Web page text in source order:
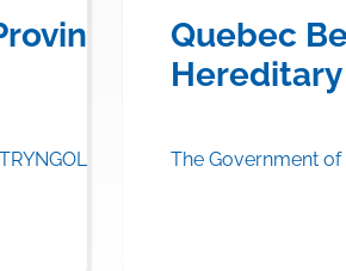
to Cover
(olezarsen) on the
Quebec
The Government of